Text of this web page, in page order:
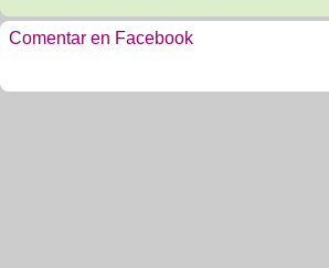
Comentar en Facebook